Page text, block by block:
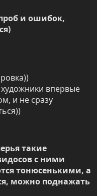
и ошибок,
впервые
и не сразу
такие
с ними
тонюсенькими, а
можно поднажать